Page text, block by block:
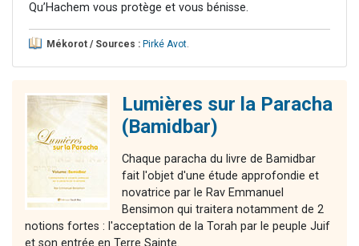
Qu’Hachem vous protège et vous bénisse.
Mékorot / Sources : Pirké Avot.
Lumières sur la Paracha
(Bamidbar)
Chaque paracha du livre de Bamidbar
fait l'objet d'une étude approfondie et
novatrice par le Rav Emmanuel
Bensimon qui traitera notamment de 2
notions fortes : l'acceptation de la Torah par le peuple Juif